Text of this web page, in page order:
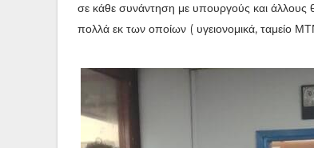
σε κάθε συνάντηση με υπουργούς και άλλους
πολλά εκ των οποίων ( υγειονομικά, ταμείο